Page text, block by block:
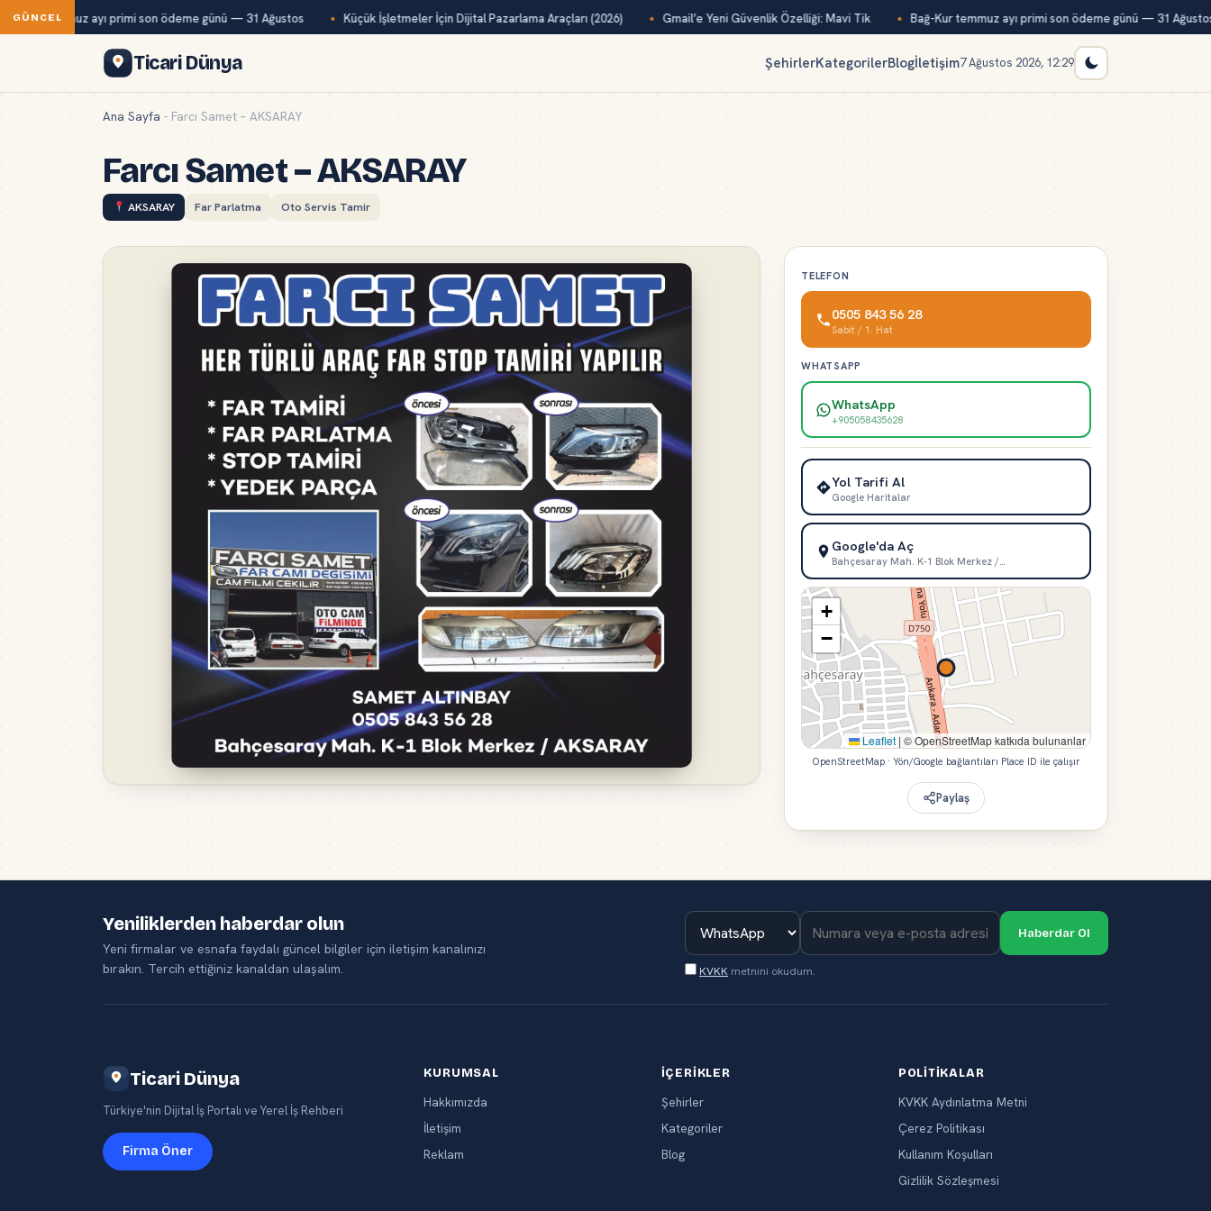
GÜNCEL
Kur temmuz ayı primi son ödeme günü — 31 Ağustos Küçük İşletmeler İçin Dijital Pazarlama Araçları (2026) Gmail’e Yeni Güvenlik Özelliği: Mavi Tik Bağ-Kur temmuz ayı primi son ödeme günü — 31 Ağustos
Ticari Dünya ŞehirlerKategorilerBlogİletişim7 Ağustos 2026, 12:29
Ana Sayfa - Farcı Samet – AKSARAY
Farcı Samet – AKSARAY
AKSARAY Far Parlatma Oto Servis Tamir
TELEFON
0505 843 56 28
Sabit / 1. Hat
WHATSAPP
WhatsApp
+905058435628
Yol Tarifi Al
Google Haritalar
Google'da Aç
Bahçesaray Mah. K-1 Blok Merkez /…
+
−
Leaflet | © OpenStreetMap katkıda bulunanlar
OpenStreetMap · Yön/Google bağlantıları Place ID ile çalışır
Paylaş
Yeniliklerden haberdar olun
Yeni firmalar ve esnafa faydalı güncel bilgiler için iletişim kanalınızı
bırakın. Tercih ettiğiniz kanaldan ulaşalım.
Haberdar Ol
KVKK metnini okudum.
Ticari Dünya
Türkiye'nin Dijital İş Portalı ve Yerel İş Rehberi
Firma Öner
KURUMSAL
Hakkımızda
İletişim
Reklam
İÇERIKLER
Şehirler
Kategoriler
Blog
POLITIKALAR
KVKK Aydınlatma Metni
Çerez Politikası
Kullanım Koşulları
Gizlilik Sözleşmesi